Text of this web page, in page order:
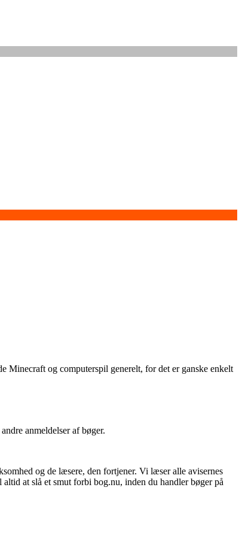
Minecraft og computerspil generelt, for det er ganske enkelt
anmeldelser af bøger.
og de læsere, den fortjener. Vi læser alle avisernes
at slå et smut forbi bog.nu, inden du handler bøger på